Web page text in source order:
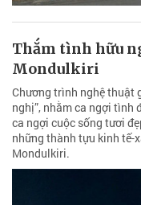
Thắm tình hữu
Mondulkiri
Chương trình nghệ thuật
nghị”, nhằm ca ngợi tình
ca ngợi cuộc sống tươi
những thành tựu kinh tế-
Mondulkiri.